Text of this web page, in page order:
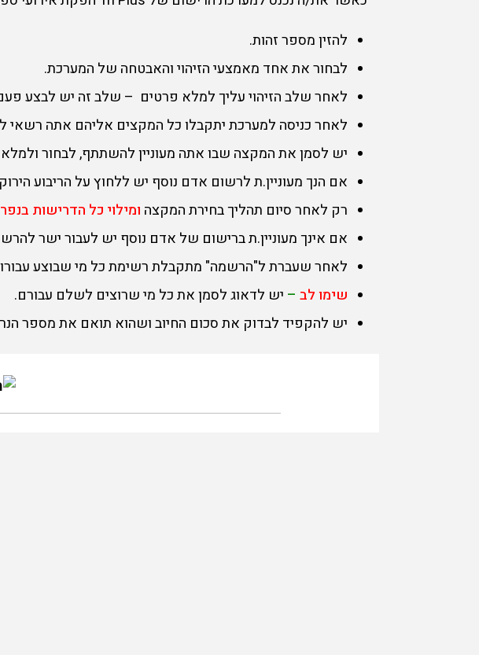
להזין מספר זהות.
לבחור את אחד מאמצעי הזיהוי והאבטחה של המערכת.
לאחר שלב הזיהוי עליך למלא פרטים – שלב זה יש לבצע
לאחר כניסה למערכת יתקבלו כל המקצים אליהם אתה רשאי
יש לסמן את המקצה שבו אתה מעוניין להשתתף, לבחור
אם הנך מעוניין.ת לרשום אדם נוסף יש ללחוץ על הריבוע
רק לאחר סיום תהליך בחירת המקצה ומילוי כל הדרישות
אם אינך מעוניין.ת ברישום של אדם נוסף יש לעבור ישר
לאחר שעברת ל"הרשמה" מתקבלת רשימת כל מי שבוצע
שימו לב – יש לדאוג לסמן את כל מי שרוצים לשלם עבורם.
יש להקפיד לבדוק את סכום החיוב ושהוא תואם את מספר